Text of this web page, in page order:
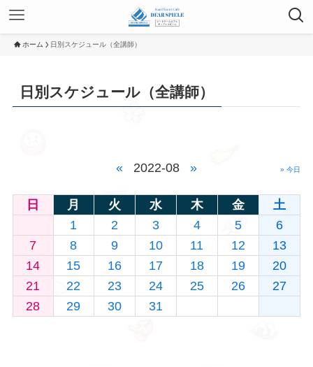
ホーム 日別スケジュール（全講師）
日別スケジュール（全講師）
« 2022-08 » » 今日
日 月 火 水 木 金
土
1
2 3 4 5
6
7
8 9 10 11 12
13
14
15 16 17 18 19
20
21
22 23 24 25 26
27
28
29 30 31